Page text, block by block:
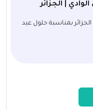
2024 في الوادي | الجزائر بمناسبة حلول عيد